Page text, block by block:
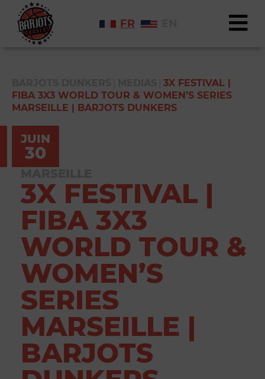
FR
3X FESTIVAL |
FIBA 3X3 WORLD TOUR & WOMEN’S SERIES
MARSEILLE | BARJOTS DUNKERS
JUIN
30
3X FESTIVAL |
FIBA 3X3
WORLD TOUR &
WOMEN’S
SERIES
MARSEILLE |
BARJOTS